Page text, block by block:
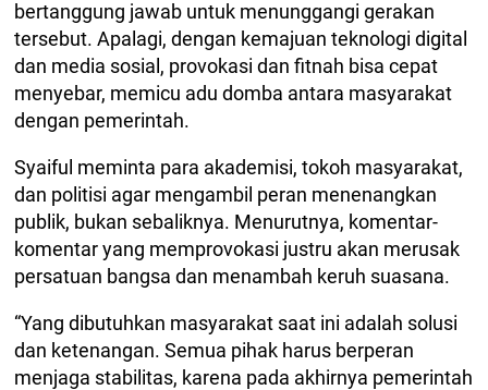
bertanggung jawab untuk menunggangi gerakan
tersebut. Apalagi, dengan kemajuan teknologi digital
dan media sosial, provokasi dan fitnah bisa cepat
menyebar, memicu adu domba antara masyarakat
dengan pemerintah.
Syaiful meminta para akademisi, tokoh masyarakat,
dan politisi agar mengambil peran menenangkan
publik, bukan sebaliknya. Menurutnya, komentar-
komentar yang memprovokasi justru akan merusak
persatuan bangsa dan menambah keruh suasana.
“Yang dibutuhkan masyarakat saat ini adalah solusi
dan ketenangan. Semua pihak harus berperan
menjaga stabilitas, karena pada akhirnya pemerintah